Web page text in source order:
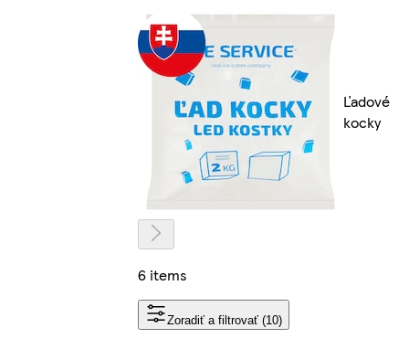
Ľadové
kocky
6 items
Zoradiť a filtrovať (10)